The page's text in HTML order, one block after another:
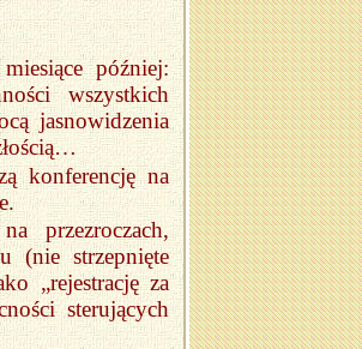
później:
wszystkich
jasnowidzenia
konferencję na
przezroczach,
(nie strzepnięte
„rejestrację za
sterujących